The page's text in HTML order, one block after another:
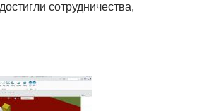
сотрудничества,